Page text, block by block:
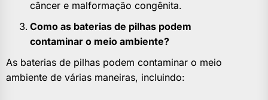
câncer e malformação congênita.
Como as baterias de pilhas podem
contaminar o meio ambiente?
As baterias de pilhas podem contaminar o meio
ambiente de várias maneiras, incluindo: